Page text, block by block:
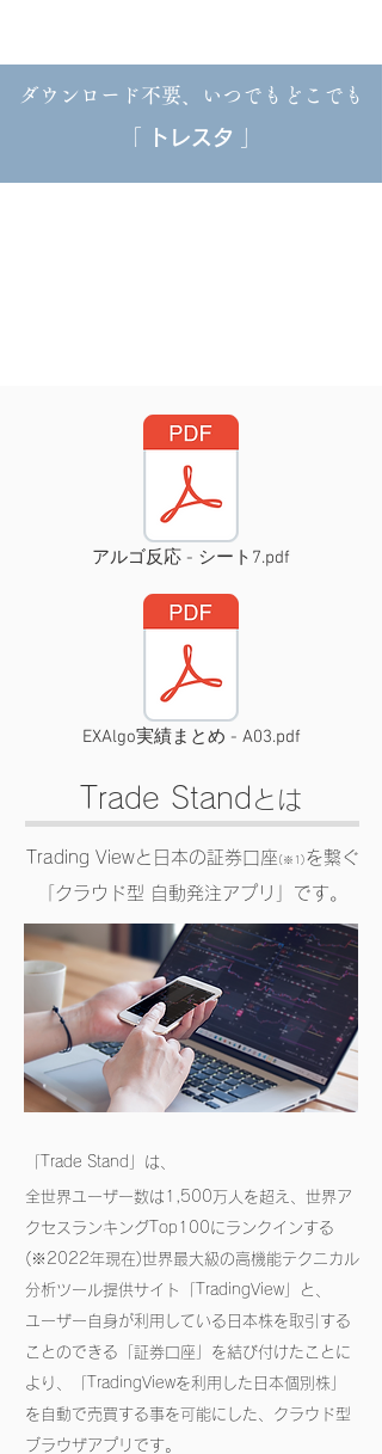
ダウンロード不要、いつでもどこでも
トレスタ
アルゴ反応 - シート7.pdf
EXAlgo実績まとめ - A03.pdf
Trade Stand とは
Trading Viewと日本の証券口座 (※1) を繋ぐ
「クラウド型 自動発注アプリ」です。
「Trade Stand」は、
全世界ユーザー数は1,500万人を超え、世界ア
クセスランキングTop100にランクインする
(※2022年現在)世界最大級の高機能テクニカル
分析ツール提供サイト「TradingView」と、
ユーザー自身が利用している日本株を取引する
ことのできる「証券口座」を結び付けたことに
より、「TradingViewを利用した日本個別株」
を自動で売買する事を可能にした、クラウド型
ブラウザアプリです。​